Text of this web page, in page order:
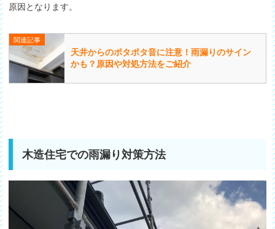
原因となります。
関連記事
天井からのポタポタ音に注意！雨漏りのサイン
かも？原因や対処方法をご紹介
木造住宅での雨漏り対策方法